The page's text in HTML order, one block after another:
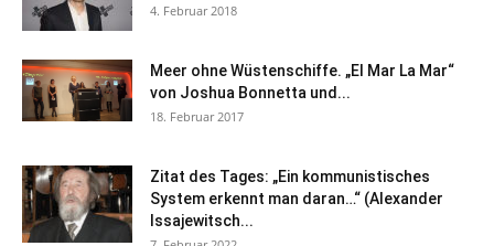
4. Februar 2018
Meer ohne Wüstenschiffe. „El Mar La Mar“
von Joshua Bonnetta und...
18. Februar 2017
Zitat des Tages: „Ein kommunistisches
System erkennt man daran…“ (Alexander
Issajewitsch...